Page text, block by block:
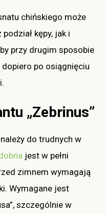
chińskiego może
kępy, jak i
przy drugim sposobie
po osiągnięciu
„Zebrinus”
do trudnych w
jest w pełni
zimnem wymagają
Wymagane jest
szczególnie w